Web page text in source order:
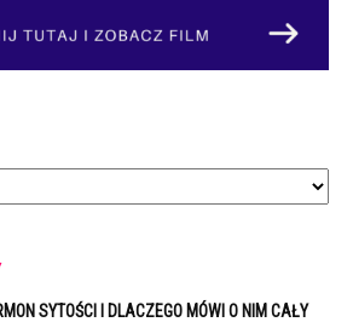
SYTOŚCI I DLACZEGO MÓWI O NIM CAŁY